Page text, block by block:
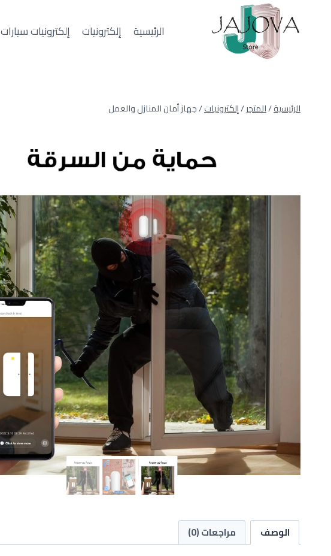
المحتوى
الرئيسية إلكترونيات إلكترونيات سيارات
الرئيسية/المتجر/إلكترونيات/جهاز أمان المنازل والعمل
الوصف مراجعات (0)